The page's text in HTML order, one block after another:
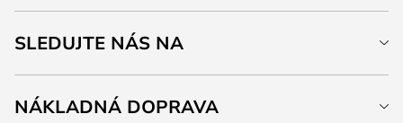
SLEDUJTE NÁS NA
NÁKLADNÁ DOPRAVA